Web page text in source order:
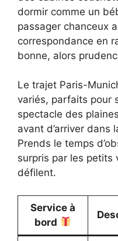
dormir comme un
passager chanceux
correspondance en
bonne, alors
Le trajet Paris-
variés, parfaits pour
spectacle des
avant d’arriver dans
Prends le temps
surpris par les petits
défilent.
Service à
bord